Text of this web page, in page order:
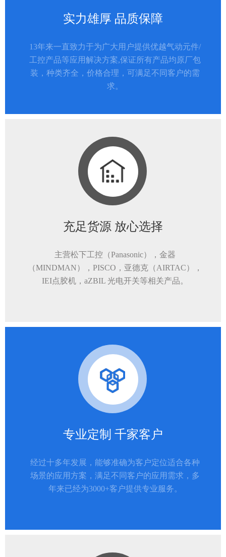
实力雄厚 品质保障
13年来一直致力于为广大用户提供优越气动元件/
工控产品等应用解决方案,保证所有产品均原厂包
装，种类齐全，价格合理，可满足不同客户的需
求。
充足货源 放心选择
主营松下工控（Panasonic），金器
（MINDMAN），PISCO，亚德克（AIRTAC），
IEI点胶机，aZBIL 光电开关等相关产品。
专业定制 千家客户
经过十多年发展，能够准确为客户定位适合各种
场景的应用方案，满足不同客户的应用需求，多
年来已经为3000+客户提供专业服务。